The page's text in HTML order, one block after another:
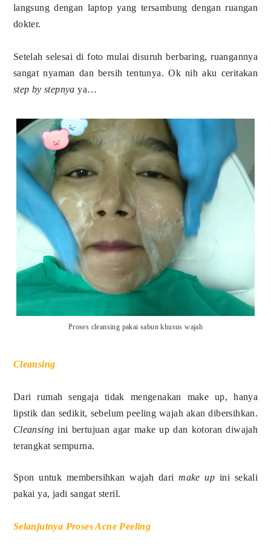
langsung dengan laptop yang tersambung dengan ruangan
dokter.
Setelah selesai di foto mulai disuruh berbaring, ruangannya
sangat nyaman dan bersih tentunya. Ok nih aku ceritakan
step by stepnya ya…
Proses cleansing pakai sabun khusus wajah
Cleansing
Dari rumah sengaja tidak mengenakan make up, hanya
lipstik dan sedikit, sebelum peeling wajah akan dibersihkan.
Cleansing ini bertujuan agar make up dan kotoran diwajah
terangkat sempurna.
Spon untuk membersihkan wajah darimake up ini sekali
pakai ya, jadi sangat steril.
Selanjutnya Proses Acne Peeling